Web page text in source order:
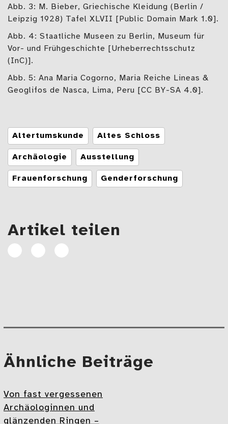
Abb. 3: M. Bieber, Griechische Kleidung (Berlin /
Leipzig 1928) Tafel XLVII [Public Domain Mark 1.0].
Abb. 4: Staatliche Museen zu Berlin, Museum für
Vor- und Frühgeschichte [Urheberrechtsschutz
(InC)].
Abb. 5: Ana Maria Cogorno, Maria Reiche Lineas &
Geoglifos de Nasca, Lima, Peru [CC BY-SA 4.0].
Tags
Altertumskunde Altes Schloss
Archäologie Ausstellung
Frauenforschung Genderforschung
Artikel teilen
ArtikelArtikelE-
Mehr
Ähnliche Beiträge
Von fast vergessenen
Archäologinnen und
glänzenden Ringen –